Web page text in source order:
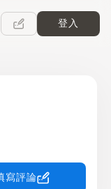
登入
寫評論